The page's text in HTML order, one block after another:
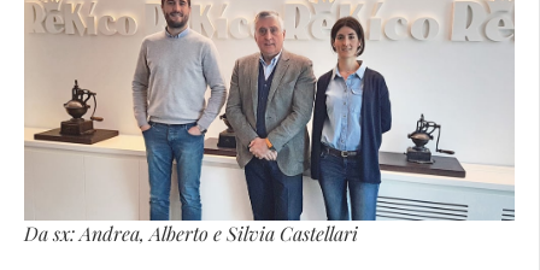
Da sx: Andrea, Alberto e Silvia Castellari